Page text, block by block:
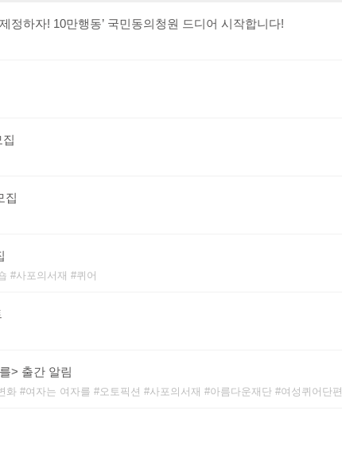
정하자! 10만행동’ 국민동의청원 드디어 시작합니다!
집
사포의서재 퀴어
> 출간 알림
화 여자는 여자를 오토픽션 사포의서재 아름다운재단 여성퀴어단편